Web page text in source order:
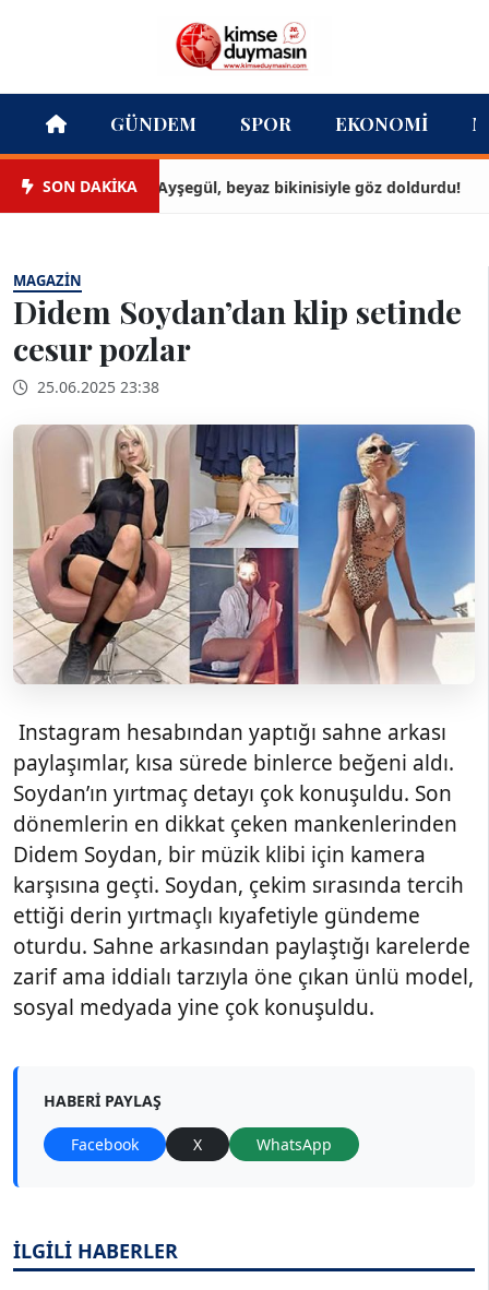
GÜNDEM SPOR EKONOMI
SON DAKİKAAyşegül, beyaz bikinisiyle göz doldurdu!
MAGAZIN
Didem Soydan’dan klip setinde
cesur pozlar
25.06.2025 23:38
Instagram hesabından yaptığı sahne arkası
paylaşımlar, kısa sürede binlerce beğeni aldı.
Soydan’ın yırtmaç detayı çok konuşuldu. Son
dönemlerin en dikkat çeken mankenlerinden
Didem Soydan, bir müzik klibi için kamera
karşısına geçti. Soydan, çekim sırasında tercih
ettiği derin yırtmaçlı kıyafetiyle gündeme
oturdu. Sahne arkasından paylaştığı karelerde
zarif ama iddialı tarzıyla öne çıkan ünlü model,
sosyal medyada yine çok konuşuldu.
HABERI PAYLAŞ
Facebook X WhatsApp
İLGİLİ HABERLER